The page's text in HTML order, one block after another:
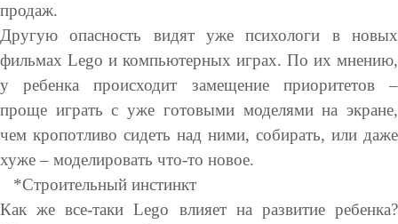
продаж.
Другую опасность видят уже психологи в новых
фильмах Lego и компьютерных играх. По их мнению,
у ребенка происходит замещение приоритетов –
проще играть с уже готовыми моделями на экране,
чем кропотливо сидеть над ними, собирать, или даже
хуже – моделировать что-то новое.
*Строительный инстинкт
Как же все-таки Lego влияет на развитие ребенка?